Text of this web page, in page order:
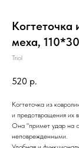
меха,
Triol
520 р.
Когтеточка из
и предотвращения их
Она "примет удар на
неповрежденными.